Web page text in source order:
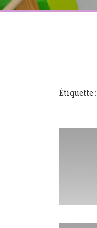
Étiquette :